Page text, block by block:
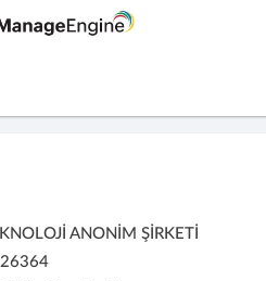
ANONİM ŞİRKETİ